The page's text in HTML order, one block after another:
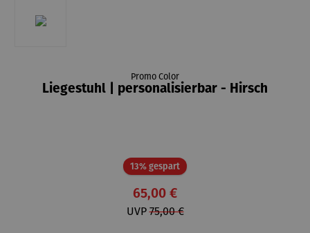
Promo Color
Liegestuhl | personalisierbar - Hirsch
13% gespartRabatt
65,00 €
UVP75,00 €